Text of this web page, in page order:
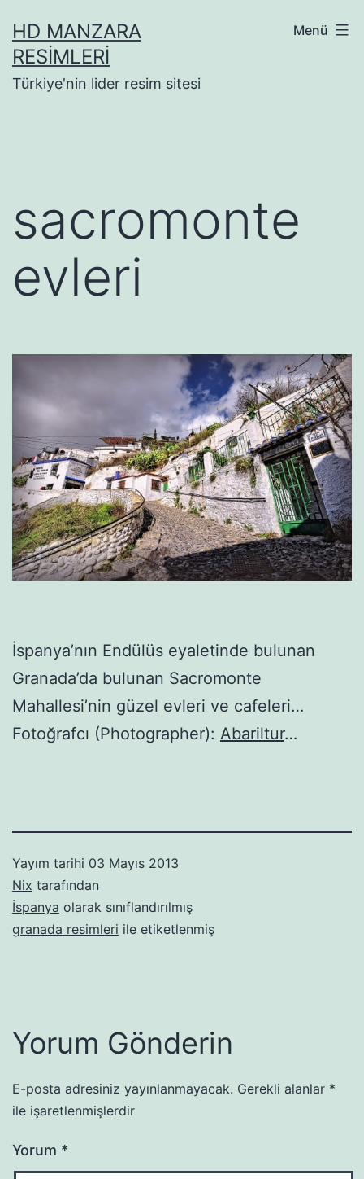
geçHD MANZARA
RESIMLERI
Türkiye'nin lider resim sitesi
Menü
sacromonte
evleri
İspanya’nın Endülüs eyaletinde bulunan
Granada’da bulunan Sacromonte
Mahallesi’nin güzel evleri ve cafeleri…
Fotoğrafcı (Photographer): Abariltur…
Yayım tarihi 03 Mayıs 2013
Nix tarafından
İspanya olarak sınıflandırılmış
granada resimleri ile etiketlenmiş
Yorum Gönderin
E-posta adresiniz yayınlanmayacak. Gerekli alanlar *
ile işaretlenmişlerdir
Yorum *